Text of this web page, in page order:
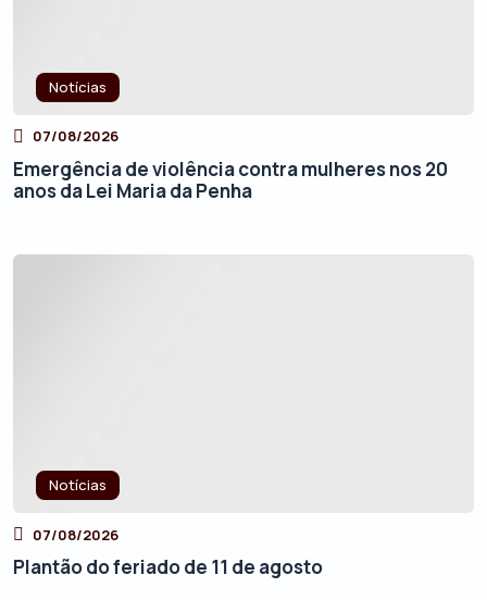
Notícias
07/08/2026
Emergência de violência contra mulheres nos 20
anos da Lei Maria da Penha
Notícias
07/08/2026
Plantão do feriado de 11 de agosto